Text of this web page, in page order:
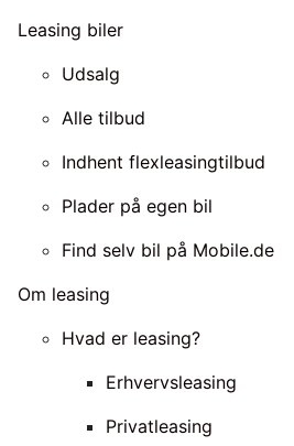
Leasing biler
Udsalg
Alle tilbud
Indhent flexleasingtilbud
Plader på egen bil
Find selv bil på Mobile.de
Om leasing
Hvad er leasing?
Erhvervsleasing
Privatleasing